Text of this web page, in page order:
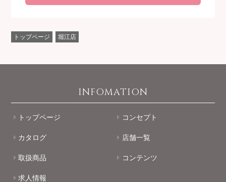
トップページ 堀江店
INFOMATION
トップページ コンセプト
カタログ 店舗一覧
取扱商品 コンテンツ
求人情報